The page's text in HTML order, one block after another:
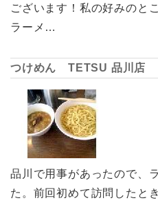
ございます！私の好みのと
ラーメ…
つけめん TETSU 品川店
品川で用事があったので、
た。前回初めて訪問したと